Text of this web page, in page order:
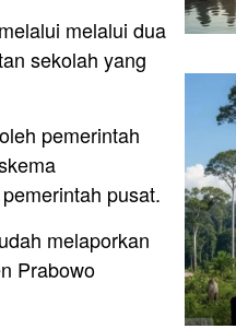
melalui dua
sekolah yang
pemerintah
pusat.
melaporkan
Prabowo